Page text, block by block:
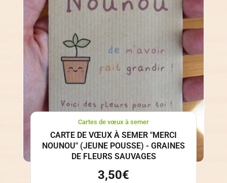
Cartes de vœux à semer
CARTE DE VŒUX À SEMER "MERCI
NOUNOU" (JEUNE POUSSE) - GRAINES
DE FLEURS SAUVAGES
3,50€